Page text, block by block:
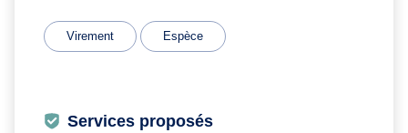
Virement Espèce
Services proposés